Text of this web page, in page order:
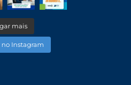
mais
no Instagram